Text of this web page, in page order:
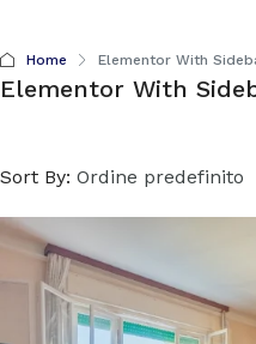
Home Elementor With
Elementor With
Sort By: Ordine predefinito